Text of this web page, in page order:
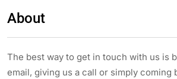
About
The best way to get in touch with us is
email, giving us a call or simply coming